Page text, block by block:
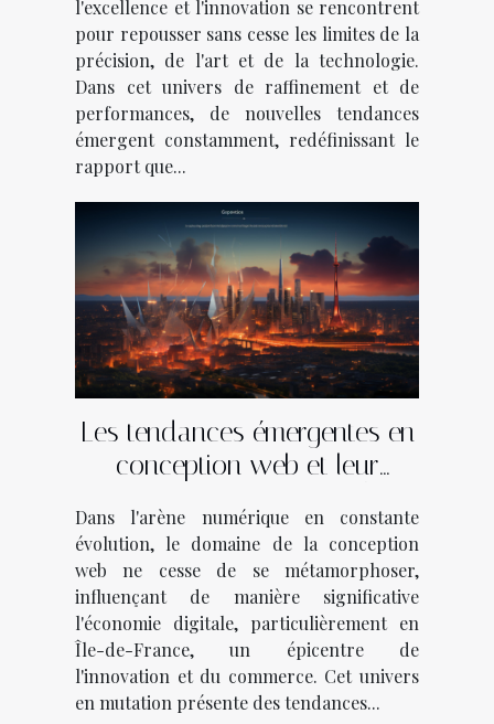
l'excellence et l'innovation se rencontrent
pour repousser sans cesse les limites de la
précision, de l'art et de la technologie.
Dans cet univers de raffinement et de
performances, de nouvelles tendances
émergent constamment, redéfinissant le
rapport que...
Les tendances émergentes en
conception web et leur
de-France
Dans l'arène numérique en constante
évolution, le domaine de la conception
web ne cesse de se métamorphoser,
influençant de manière significative
l'économie digitale, particulièrement en
Île-de-France, un épicentre de
l'innovation et du commerce. Cet univers
en mutation présente des tendances...